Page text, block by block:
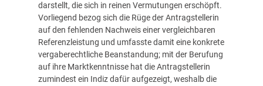
darstellt, die sich in reinen Vermutungen erschöpft.
Vorliegend bezog sich die Rüge der Antragstellerin
auf den fehlenden Nachweis einer vergleichbaren
Referenzleistung und umfasste damit eine konkrete
vergaberechtliche Beanstandung; mit der Berufung
auf ihre Marktkenntnisse hat die Antragstellerin
zumindest ein Indiz dafür aufgezeigt, weshalb die